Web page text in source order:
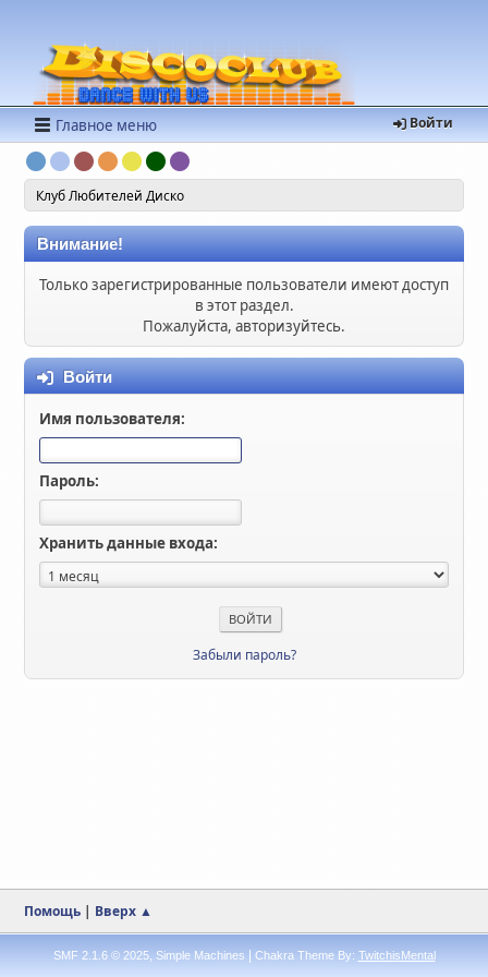
Войти
Главное меню
Клуб Любителей Диско
Внимание!
Только зарегистрированные пользователи имеют доступ
в этот раздел.
Пожалуйста, авторизуйтесь.
Войти
Имя пользователя:
Пароль:
Хранить данные входа:
Забыли пароль?
Помощь | Вверх ▲
SMF 2.1.6 © 2025, Simple Machines Chakra Theme By: TwitchisMental